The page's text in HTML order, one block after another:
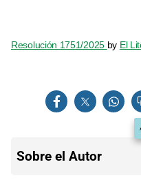
Resolución 1751/2025 by El
Sobre el Autor